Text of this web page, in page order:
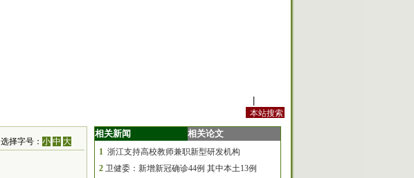
选择字号：小 中 大
相关新闻 相关论文
1 浙江支持高校教师兼职新型研发机构
2 卫健委：新增新冠确诊44例 其中本土13例